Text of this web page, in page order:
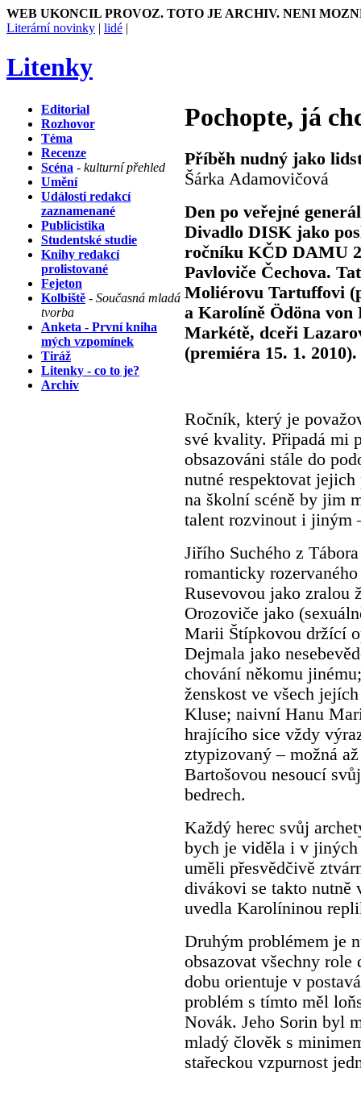
WEB UKONCIL PROVOZ. TOTO JE ARCHIV. NENI
Literární novinky | lidé |
Litenky
Editorial
Rozhovor
Téma
Recenze
Scéna - kulturní přehled
Umění
Události redakcí
zaznamenané
Publicistika
Studentské studie
Knihy redakcí
prolistované
Fejeton
Kolbiště - Současná mladá
tvorba
Anketa - První kniha
mých vzpomínek
Tiráž
Litenky - co to je?
Archiv
Pochopte, já
Příběh nudný jako
Šárka Adamovičová
Den po veřejné
Divadlo DISK jako
ročníku KČD DAMU
Pavloviče Čechova.
Moliérovu Tartuffovi
a Karolíně Ödöna von
Markétě, dceři
(premiéra 15. 1. 2010).
Ročník, který je
své kvality. Připadá mi
obsazováni stále do
nutné respektovat
na školní scéně by jim
talent rozvinout i jiným
Jiřího Suchého z
romanticky
Rusevovou jako zralou
Orozoviče jako
Marii Štípkovou držící
Dejmala jako
chování někomu
ženskost ve všech
Kluse; naivní Hanu
hrajícího sice vždy
ztypizovaný – možná
Bartošovou nesoucí
bedrech.
Každý herec svůj
bych je viděla i v jiných
uměli přesvědčivě
divákovi se takto nutně
uvedla Karolíninou
Druhým problémem je
obsazovat všechny
dobu orientuje v
problém s tímto měl
Novák. Jeho Sorin byl
mladý člověk s
stařeckou vzpurnost